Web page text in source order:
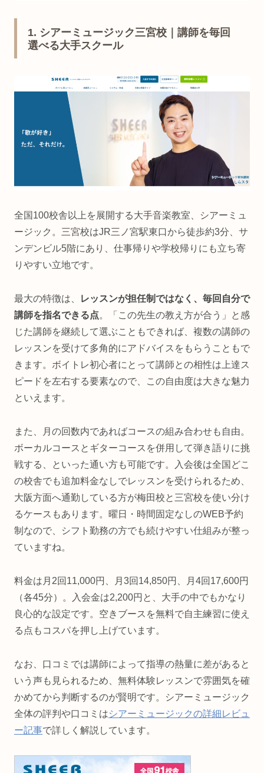
1. シアーミュージック三宮校｜講師を毎回
選べる大手スクール
全国100校舎以上を展開する大手音楽教室、シアーミュ
ージック。三宮校はJR三ノ宮駅東口から徒歩約3分、サ
ンデンビル5階にあり、仕事帰りや学校帰りにも立ち寄
りやすい立地です。
最大の特徴は、
レッスンが担任制ではなく、毎回自分で
講師を指名できる点。「この先生の教え方が合う」と感
じた講師を継続して選ぶこともできれば、複数の講師の
レッスンを受けて多角的にアドバイスをもらうこともで
きます。ボイトレ初心者にとって講師との相性は上達ス
ピードを左右する要素なので、この自由度は大きな魅力
といえます。
また、月の回数内であればコースの組み合わせも自由。
ボーカルコースとギターコースを併用して弾き語りに挑
戦する、といった通い方も可能です。入会後は全国どこ
の校舎でも追加料金なしでレッスンを受けられるため、
大阪方面へ通勤している方が梅田校と三宮校を使い分け
るケースもあります。曜日・時間固定なしのWEB予約
制なので、シフト勤務の方でも続けやすい仕組みが整っ
ていますね。
料金は月2回11,000円、月3回14,850円、月4回17,600円
（各45分）。入会金は2,200円と、大手の中でもかなり
良心的な設定です。空きブースを無料で自主練習に使え
る点もコスパを押し上げています。
なお、口コミでは講師によって指導の熱量に差があると
いう声も見られるため、無料体験レッスンで雰囲気を確
かめてから判断するのが賢明です。シアーミュージック
全体の評判や口コミはシアーミュージックの詳細レビュ
ー記事で詳しく解説しています。